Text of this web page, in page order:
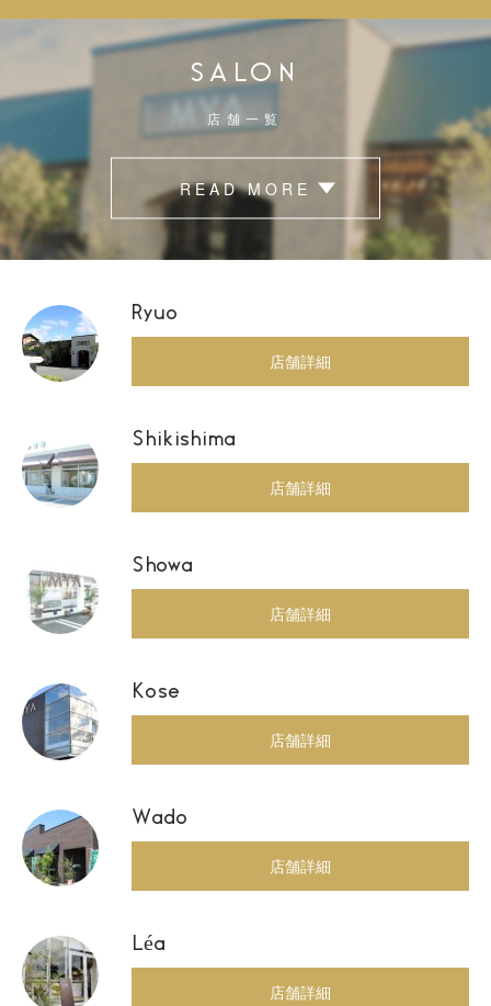
SALON
店舗一覧
READ MORE
Ryuo
店舗詳細
Shikishima
店舗詳細
Showa
店舗詳細
Kose
店舗詳細
Wado
店舗詳細
Léa
店舗詳細